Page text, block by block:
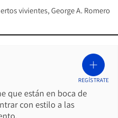
vivientes George A. Romero
que están en boca de
con estilo a las
REGÍSTRATE